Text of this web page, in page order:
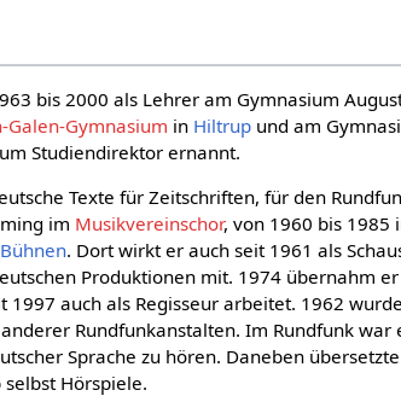
bis 2000 als Lehrer am Gymnasium
Galen-Gymnasium in Hiltrup und am
Studiendirektor ernannt.
Texte für Zeitschriften, für den
im Musikvereinschor, von 1960 bis 1985
. Dort wirkt er auch seit 1961 als
Produktionen mit. 1974 übernahm
1997 auch als Regisseur arbeitet. 1962
Rundfunkanstalten. Im Rundfunk war
Sprache zu hören. Daneben
Hörspiele.